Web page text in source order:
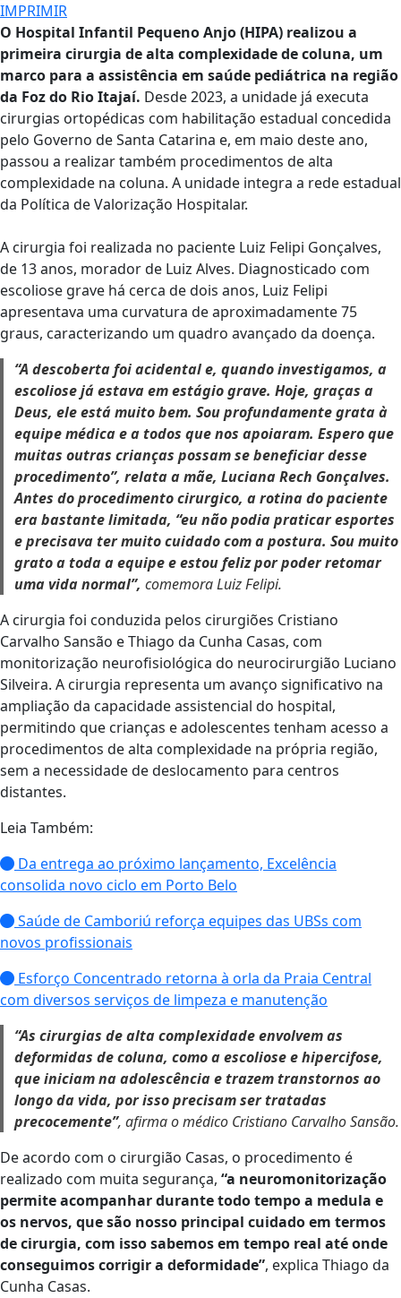
IMPRIMIR
O Hospital Infantil Pequeno Anjo (HIPA) realizou a
primeira cirurgia de alta complexidade de coluna, um
marco para a assistência em saúde pediátrica na região
da Foz do Rio Itajaí. Desde 2023, a unidade já executa
cirurgias ortopédicas com habilitação estadual concedida
pelo Governo de Santa Catarina e, em maio deste ano,
passou a realizar também procedimentos de alta
complexidade na coluna. A unidade integra a rede estadual
da Política de Valorização Hospitalar.
A cirurgia foi realizada no paciente Luiz Felipi Gonçalves,
de 13 anos, morador de Luiz Alves. Diagnosticado com
escoliose grave há cerca de dois anos, Luiz Felipi
apresentava uma curvatura de aproximadamente 75
graus, caracterizando um quadro avançado da doença.
“A descoberta foi acidental e, quando investigamos, a
escoliose já estava em estágio grave. Hoje, graças a
Deus, ele está muito bem. Sou profundamente grata à
equipe médica e a todos que nos apoiaram. Espero que
muitas outras crianças possam se beneficiar desse
procedimento”, relata a mãe, Luciana Rech Gonçalves.
Antes do procedimento cirurgico, a rotina do paciente
era bastante limitada, “eu não podia praticar esportes
e precisava ter muito cuidado com a postura. Sou muito
grato a toda a equipe e estou feliz por poder retomar
uma vida normal”, comemora Luiz Felipi.
A cirurgia foi conduzida pelos cirurgiões Cristiano
Carvalho Sansão e Thiago da Cunha Casas, com
monitorização neurofisiológica do neurocirurgião Luciano
Silveira. A cirurgia representa um avanço significativo na
ampliação da capacidade assistencial do hospital,
permitindo que crianças e adolescentes tenham acesso a
procedimentos de alta complexidade na própria região,
sem a necessidade de deslocamento para centros
distantes.
Leia Também:
Da entrega ao próximo lançamento, Excelência
consolida novo ciclo em Porto Belo
Saúde de Camboriú reforça equipes das UBSs com
novos profissionais
Esforço Concentrado retorna à orla da Praia Central
com diversos serviços de limpeza e manutenção
“As cirurgias de alta complexidade envolvem as
deformidas de coluna, como a escoliose e hipercifose,
que iniciam na adolescência e trazem transtornos ao
longo da vida, por isso precisam ser tratadas
precocemente”, afirma o médico Cristiano Carvalho Sansão.
De acordo com o cirurgião Casas, o procedimento é
realizado com muita segurança, “a neuromonitorização
permite acompanhar durante todo tempo a medula e
os nervos, que são nosso principal cuidado em termos
de cirurgia, com isso sabemos em tempo real até onde
conseguimos corrigir a deformidade”, explica Thiago da
Cunha Casas.